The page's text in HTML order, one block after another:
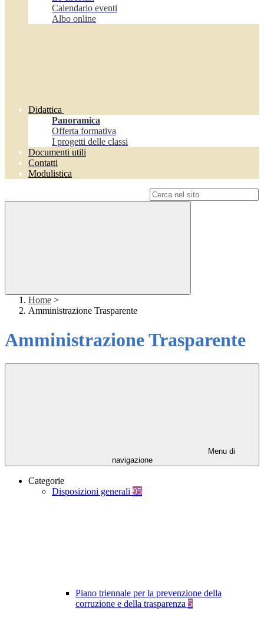
Calendario eventi
Albo online
Didattica
Panoramica
Offerta formativa
I progetti delle classi
Documenti utili
Contatti
Modulistica
Home >
Amministrazione Trasparente
Amministrazione Trasparente
Menu di
navigazione
Categorie
Disposizioni generali 95
Piano triennale per la prevenzione della
corruzione e della trasparenza 5